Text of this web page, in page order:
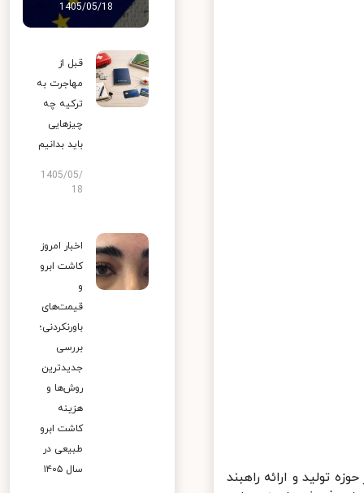
و ارائه راهبند
1405/05/18
قبل از
مهاجرت به
ترکیه چه
چیزهایی
باید بدانیم
1405/05/
18
اخبار امروز
کاشت ابرو
قیمت‌های
باورنکردنی؛
بررسی
جدیدترین
روش‌ها و
هزینه
کاشت ابرو
طبیعی در
سال ۱۴۰۵